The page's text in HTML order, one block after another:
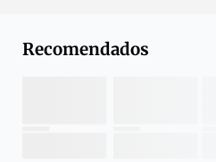
Recomendados